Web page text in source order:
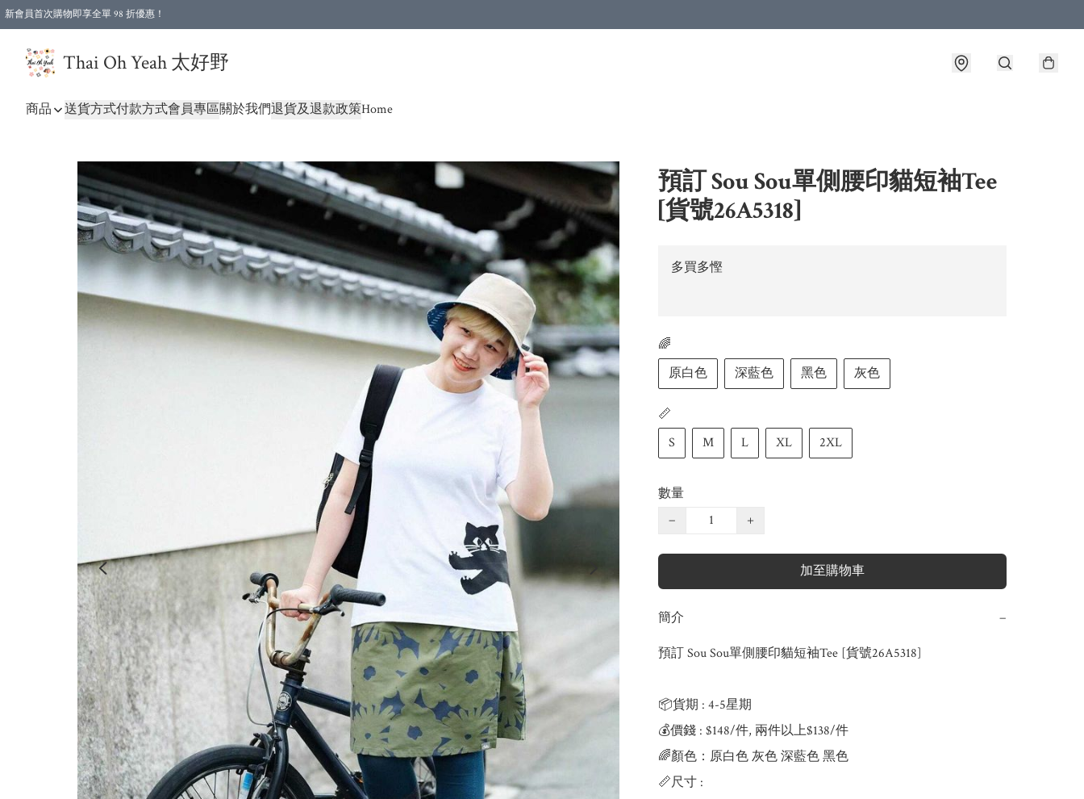
新會員首次購物即享全單 98 折優惠！
Thai Oh Yeah 太好野
商品 送貨方式付款方式會員專區關於我們退貨及退款政策Home
預訂 Sou Sou單側腰印貓短袖Tee
[貨號26A5318]
多買多慳
🌈
原白色
深藍色 黑色 灰色
📏
S
M L XL 2XL
數量
−
+
加至購物車
簡介 −
預訂 Sou Sou單側腰印貓短袖Tee [貨號26A5318]
📦貨期 : 4-5星期
💰價錢 : $148/件, 兩件以上$138/件
🌈顏色：原白色 灰色 深藍色 黑色
📏尺寸 :